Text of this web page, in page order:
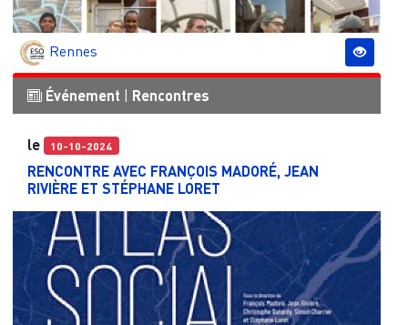
Rennes
Événement Rencontres
le 10-10-2024
RENCONTRE AVEC FRANÇOIS MADORÉ, JEAN
RIVIÈRE ET STÉPHANE LORET